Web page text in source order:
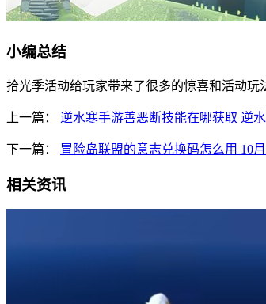
小编总结
拾光季活动给玩家带来了很多的惊喜和活动
上一篇： 逆水寒手游善恶断技能在哪获取 逆
下一篇： 冒险岛联盟的意志兑换码怎么用 10
相关资讯